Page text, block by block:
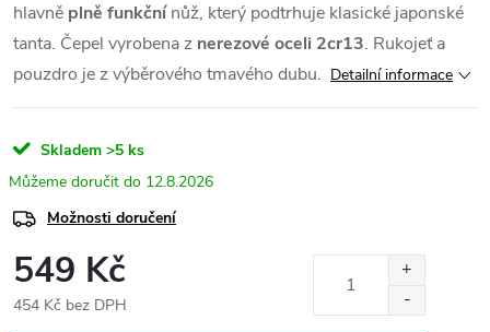
hlavně plně funkčnínůž, který podtrhuje klasické japonské
tanta. Čepel vyrobena z nerezové oceli 2cr13. Rukojeť a
pouzdro je z výběrového tmavého dubu. Detailní informace
Skladem >5 ks
12.8.2026
Možnosti doručení
549 Kč
454 Kč bez DPH